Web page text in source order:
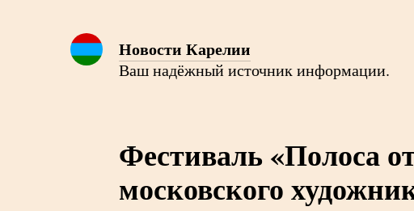
Новости Карелии
Ваш надёжный источник информации.
Фестиваль «Полоса
московского